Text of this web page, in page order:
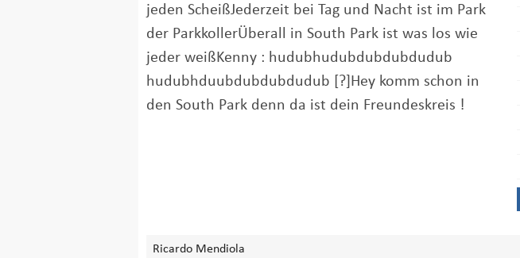
jeden ScheißJederzeit bei Tag und Nacht ist im Park
der ParkkollerÜberall in South Park ist was los wie
jeder weißKenny : hudubhudubdubdubdudub
hudubhduubdubdubdudub [?]Hey komm schon in
den South Park denn da ist dein Freundeskreis !
Ricardo Mendiola